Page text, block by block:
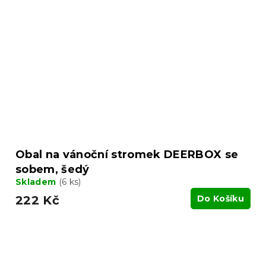
Obal na vánoční stromek DEERBOX se
sobem, šedý
Skladem (6 ks)
222 Kč Do Košíku